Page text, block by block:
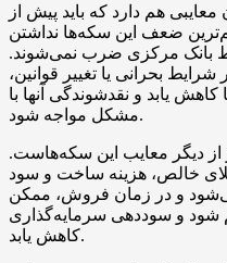
معایبی هم دارد که باید پیش از
ضعف این سکه‌ها نداشتن
بانک مرکزی ضرب نمی‌شوند.
بحرانی یا تغییر قوانین،
یابد و نقدشوندگی آنها با
مشکل مواجه شود.
از دیگر معایب این سکه‌هاست.
خالص، هزینه ساخت و سود
و در زمان فروش، ممکن
شود و سوددهی سرمایه‌گذاری
کاهش یابد.